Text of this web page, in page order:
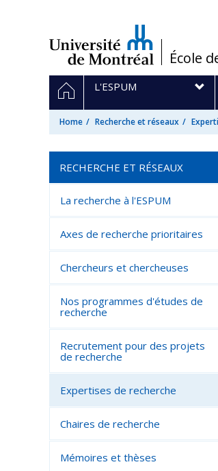
/École
Navigation
principale
HOMEL'ESPUM
Home Recherche et réseaux
RECHERCHE ET RÉSEAUX
La recherche à l'ESPUM
Axes de recherche prioritaires
Chercheurs et chercheuses
Nos programmes d'études de
recherche
Recrutement pour des projets
de recherche
Expertises de recherche
Chaires de recherche
Mémoires et thèses